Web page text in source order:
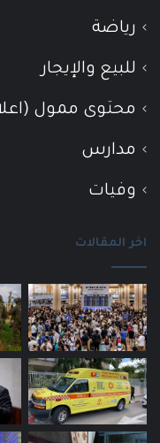
رياضة
للبيع والإيجار
محتوى ممول
مدارس
وفيات
اخر المقالات